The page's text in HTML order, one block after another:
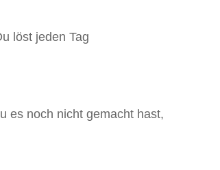
löst jeden Tag
es noch nicht gemacht hast,